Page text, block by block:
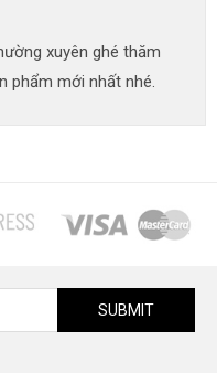
xuyên ghé thăm
phẩm mới nhất nhé.
SUBMIT